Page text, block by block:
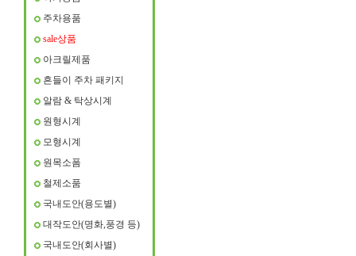
주차용품
sale상품
아크릴제품
흔들이 주차 패키지
알람 & 탁상시계
원형시계
모형시계
원목소폼
철제소품
국내도안(용도별)
대작도안(명화,풍경 등)
국내도안(회사별)